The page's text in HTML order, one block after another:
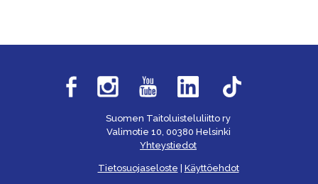
Suomen Taitoluisteluliitto ry
Valimotie 10, 00380 Helsinki
Yhteystiedot
Tietosuojaseloste Käyttöehdot